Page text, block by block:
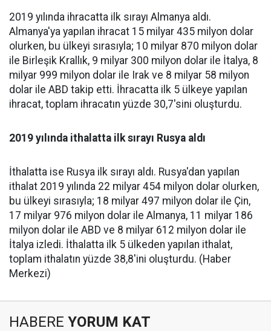
2019 yılında ihracatta ilk sırayı Almanya aldı.
Almanya'ya yapılan ihracat 15 milyar 435 milyon dolar
olurken, bu ülkeyi sırasıyla; 10 milyar 870 milyon dolar
ile Birleşik Krallık, 9 milyar 300 milyon dolar ile İtalya, 8
milyar 999 milyon dolar ile Irak ve 8 milyar 58 milyon
dolar ile ABD takip etti. İhracatta ilk 5 ülkeye yapılan
ihracat, toplam ihracatın yüzde 30,7'sini oluşturdu.
2019 yılında ithalatta ilk sırayı Rusya aldı
İthalatta ise Rusya ilk sırayı aldı. Rusya'dan yapılan
ithalat 2019 yılında 22 milyar 454 milyon dolar olurken,
bu ülkeyi sırasıyla; 18 milyar 497 milyon dolar ile Çin,
17 milyar 976 milyon dolar ile Almanya, 11 milyar 186
milyon dolar ile ABD ve 8 milyar 612 milyon dolar ile
İtalya izledi. İthalatta ilk 5 ülkeden yapılan ithalat,
toplam ithalatın yüzde 38,8'ini oluşturdu. (Haber
Merkezi)
HABERE YORUM KAT